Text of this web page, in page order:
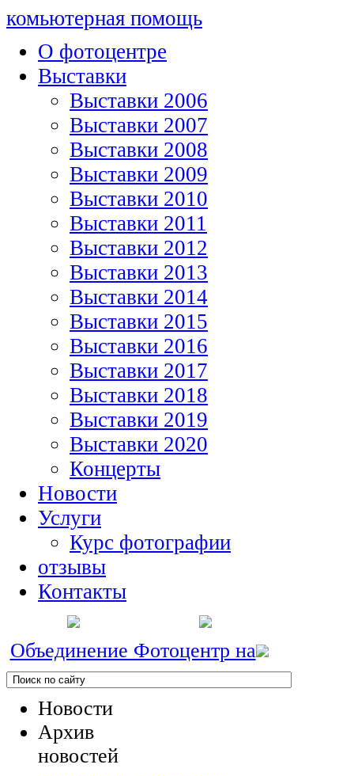
комьютерная помощь
О фотоцентре
Выставки
Выставки 2006
Выставки 2007
Выставки 2008
Выставки 2009
Выставки 2010
Выставки 2011
Выставки 2012
Выставки 2013
Выставки 2014
Выставки 2015
Выставки 2016
Выставки 2017
Выставки 2018
Выставки 2019
Выставки 2020
Концерты
Новости
Услуги
Курс фотографии
отзывы
Контакты
Объединение Фотоцентр на
Новости
Архив
новостей